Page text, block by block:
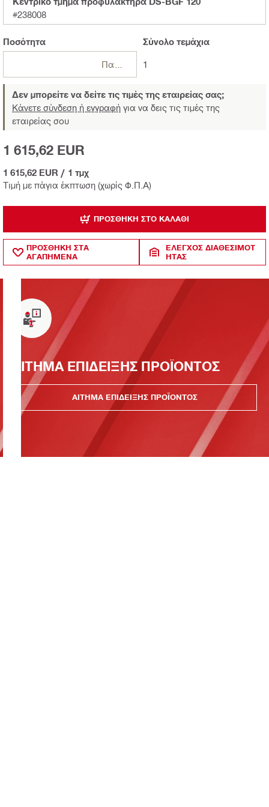
#238008
Ποσότητα Σύνολοτεμάχια
1
Δεν μπορείτε να δείτε τις τιμές της εταιρείας σας;
Κάνετε σύνδεση ή εγγραφή για να δεις τις τιμές της
εταιρείας σου
Τιμή με πάγια έκπτωση (χωρίς Φ.Π.Α)
1 615,62 EUR
1 615,62 EUR / 1 τμχ
ΠΡΟΣΘΉΚΗ ΣΤΟ ΚΑΛΆΘΙ
ΠΡΟΣΘΗΚΗ ΣΤΑ
ΑΓΑΠΗΜΕΝΑ
ΈΛΕΓΧΟΣ ΔΙΑΘΕΣΙΜΌΤ
ΗΤΑΣ
ΑΙΤΗΜΑ ΕΠΙΔΕΙΞΗΣ ΠΡΟΪΟΝΤΟΣ
ΑΙΤΗΜΑ ΕΠΙΔΕΙΞΗΣ ΠΡΟΪΟΝΤΟΣ